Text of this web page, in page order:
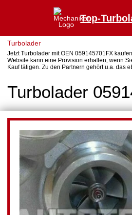
Top-
Turbolader
Jetzt Turbolader mit OEN 059145701FX
Website kann eine Provision erhalten, wenn
Kauf tätigen. Zu den Partnern gehört u.a. das
Turbolader